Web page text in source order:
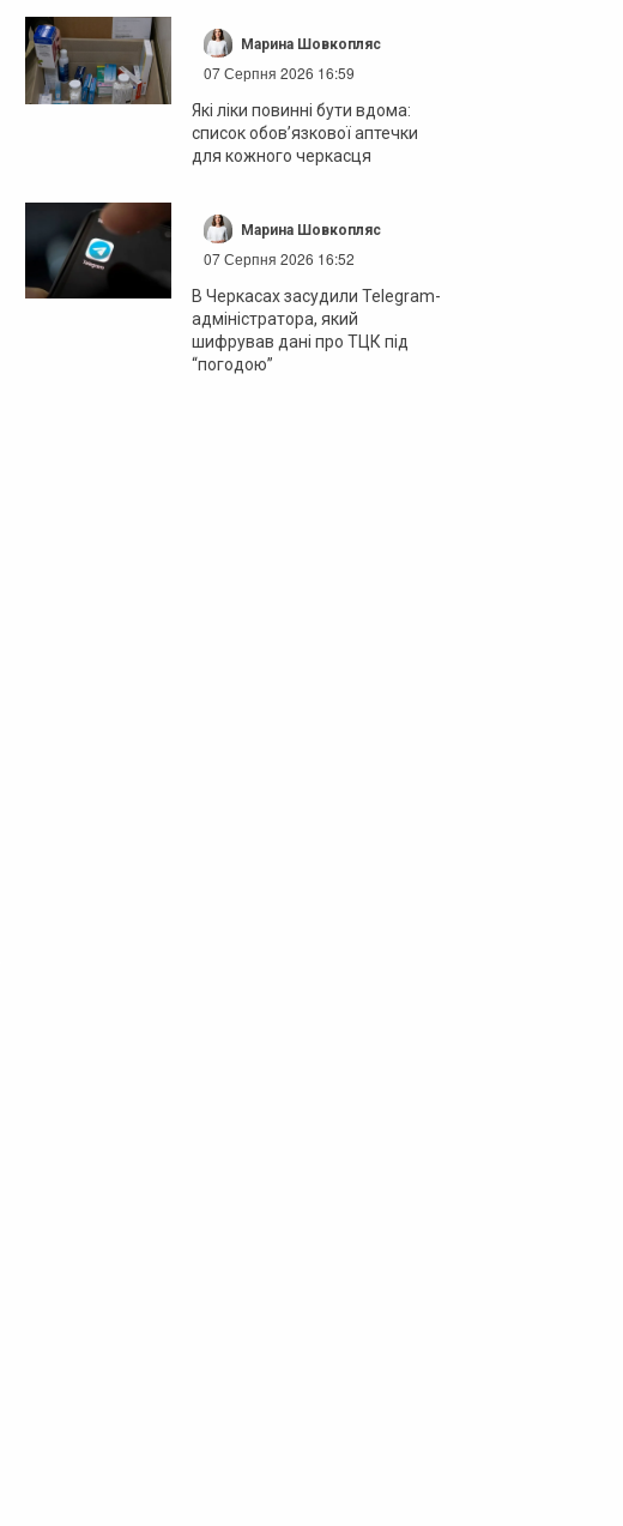
Марина Шовкопляс
07 Серпня 2026 16:59
Які ліки повинні бути вдома:
список обов’язкової аптечки
для кожного черкасця
Марина Шовкопляс
07 Серпня 2026 16:52
В Черкасах засудили Telegram-
адміністратора, який
шифрував дані про ТЦК під
“погодою”